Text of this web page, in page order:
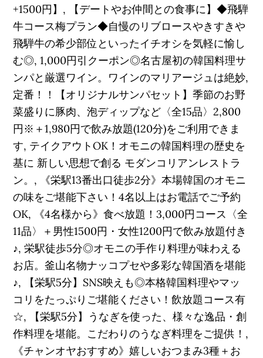
+1500円】, 【デートやお仲間との食事に】◆飛騨
牛コース梅プラン◆自慢のリブロースやきすきや
飛騨牛の希少部位といったイチオシを気軽に愉し
む◎, 1,000円引クーポン◎名古屋初の韓国料理サ
ンパと厳選ワイン。ワインのマリアージュは絶妙,
定番！！【オリジナルサンパセット】季節のお野
菜盛りに豚肉、泡ディップなど〈全15品〉2,800
円※＋1,980円で飲み放題(120分)をご利用できま
す, テイクアウトOK！オモニの韓国料理の歴史を
基に 新しい思想で創る モダンコリアンレストラ
ン。, 《栄駅13番出口徒歩2分》本場韓国のオモニ
の味をご堪能下さい！4名以上はお電話でご予約
OK, 《4名様から》食べ放題！3,000円コース〈全
11品〉＋男性1500円・女性1200円で飲み放題付き
♪, 栄駅徒歩5分◎オモニの手作り料理が味わえる
お店。釜山名物ナッコプセや多彩な韓国酒を堪能
♪, 【栄駅5分】SNS映えも◎本格韓国料理やマッ
コリをたっぷりご堪能ください！飲放題コース有
☆, 【栄駅5分】うなぎを使った、様々な逸品・創
作料理を堪能。こだわりのうなぎ料理をご提供！,
《チャンオヤおすすめ》嬉しいおつまみ3種＋お